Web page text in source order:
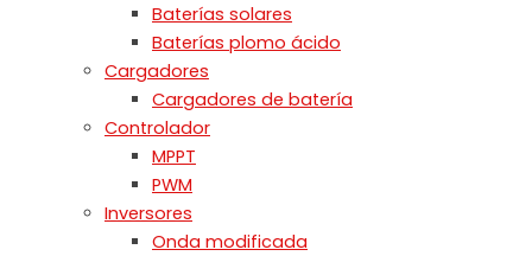
Baterías solares
Baterías plomo ácido
Cargadores
Cargadores de batería
Controlador
MPPT
PWM
Inversores
Onda modificada